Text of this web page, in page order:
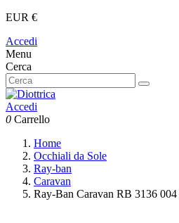
EUR €
Accedi
Menu
Cerca
Accedi
0 Carrello
Home
Occhiali da Sole
Ray-ban
Caravan
Ray-Ban Caravan RB 3136 004